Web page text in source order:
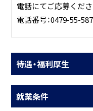
電話にてご応募くだ
電話番号：0479-55-
待遇・福利厚生
就業条件